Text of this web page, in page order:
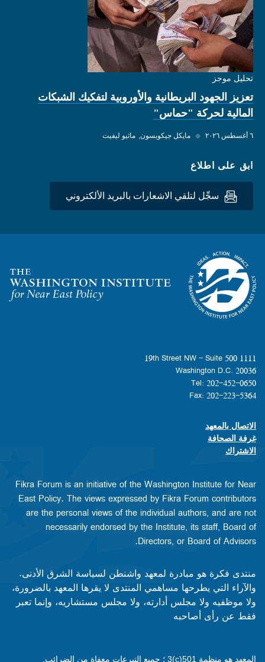
تحليل موجز
تعزيز الجهود البريطانية والأوروبية لتفكيك الشبكات
المالية لحركة "حماس"
٦ أغسطس ٢٠٢٦ ◆ مايكل جيكوبسون ماثيو ليفيت
ابق على اطلاع
سجِّل لتلقي الاشعارات بالبريد الألكتروني
Homepage
1111 19th Street NW - Suite 500
Washington D.C. 20036
Tel: 202-452-0650
Fax: 202-223-5364
Footer contact links
الاتصال بالمعهد
غرفة الصحافة
الاشتراك
Fikra Forum is an initiative of the Washington Institute for Near
East Policy. The views expressed by Fikra Forum contributors
are the personal views of the individual authors, and are not
necessarily endorsed by the Institute, its staff, Board of
Directors, or Board of Advisors.​​
منتدى فكرة هو مبادرة لمعهد واشنطن لسياسة الشرق الأدنى.
والآراء التي يطرحها مساهمي المنتدى لا يقرها المعهد بالضرورة،
ولا موظفيه ولا مجلس أدارته، ولا مجلس مستشاريه، وإنما تعبر
فقط عن رأى أصاحبه
المعهد هو منظمة 501(c)3 ؛ جميع التبرعات معفاة من الضرائب.